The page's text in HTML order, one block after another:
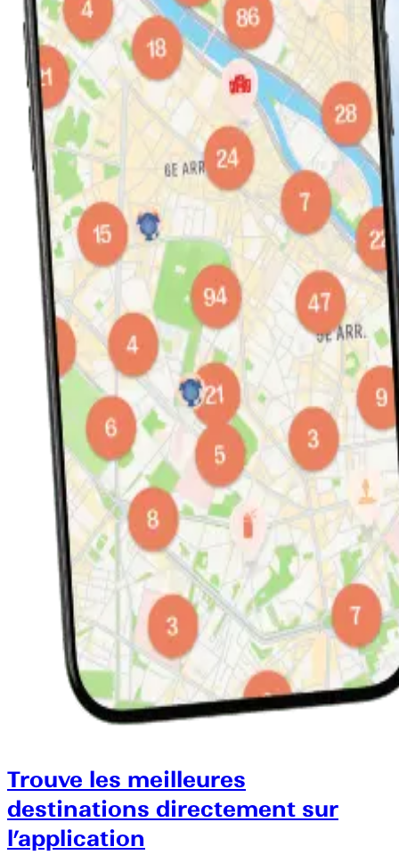
Trouve les meilleures
destinations directement sur
l’application